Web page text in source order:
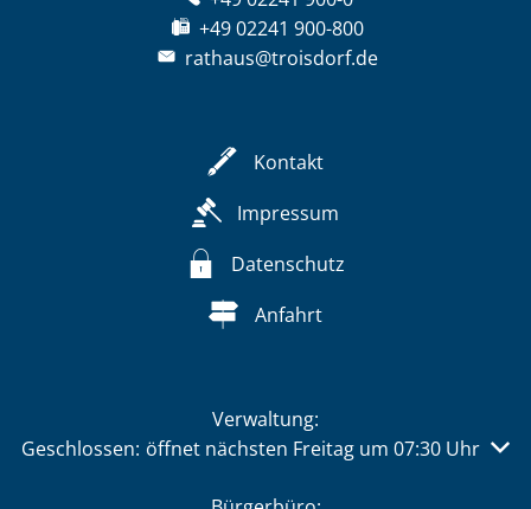
+49 02241 900-800
rathaus@troisdorf.de
Kontakt
Impressum
Datenschutz
Anfahrt
Verwaltung:
Klicken, um weitere Öffnungs- oder Schließzeiten
Geschlossen: öffnet nächsten Freitag um 07:30 Uhr